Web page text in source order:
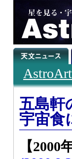
五島軒
宇宙食
【2000